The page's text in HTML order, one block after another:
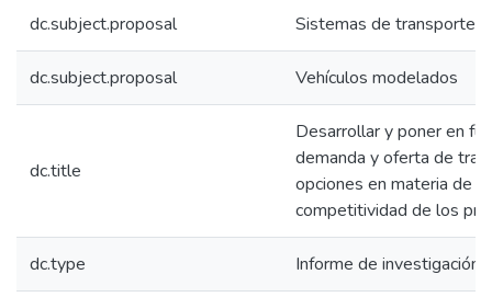
dc.subject.proposal Sistemas de transporte
dc.subject.proposal Vehículos modelados
dc.title
Desarrollar y poner en
demanda y oferta de
opciones en materia de
competitividad de los
dc.type Informe de investigación